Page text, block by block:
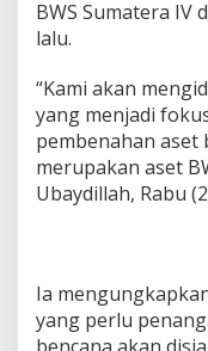
BWS Sumatera IV
lalu.
“Kami akan
yang menjadi
pembenahan aset
merupakan aset
Ubaydillah, Rabu
Ia
yang perlu